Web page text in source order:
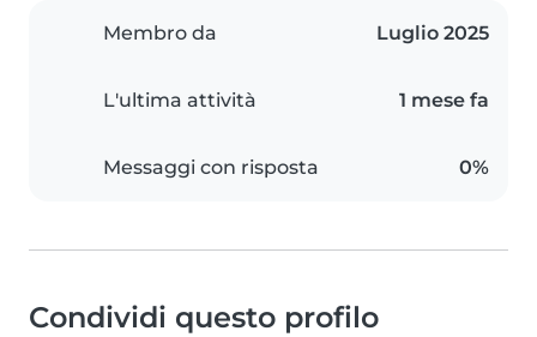
Membro da Luglio 2025
L'ultima attività 1 mese fa
Messaggi con risposta 0%
Condividi questo profilo